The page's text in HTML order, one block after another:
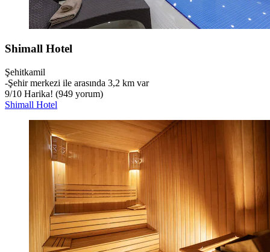
Shimall Hotel
Şehitkamil
‐Şehir merkezi ile arasında 3,2 km var
9/10 Harika! (949 yorum)
Shimall Hotel